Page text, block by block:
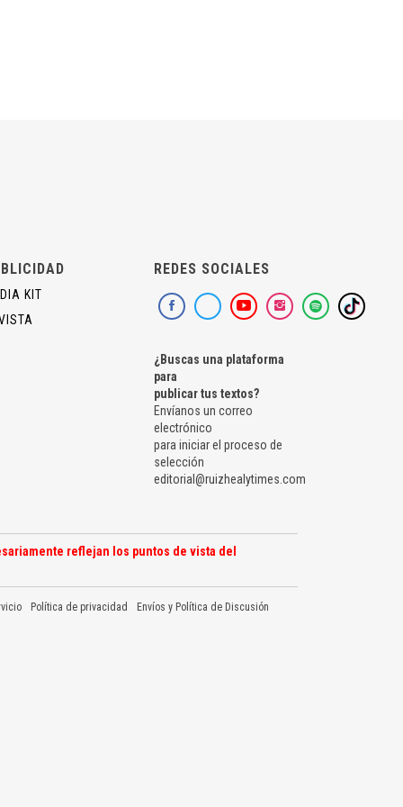
KIT
REDES SOCIALES
¿Buscas una plataforma
para
publicar tus textos?
Envíanos un correo
electrónico
para iniciar el proceso de
selección
editorial@ruizhealytimes.com
reflejan los puntos de vista del
Política de privacidad Envíos y Política de Discusión